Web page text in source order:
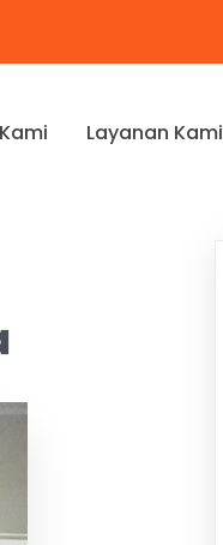
Layanan Kami